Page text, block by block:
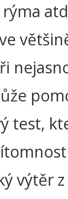
test,
výtěr